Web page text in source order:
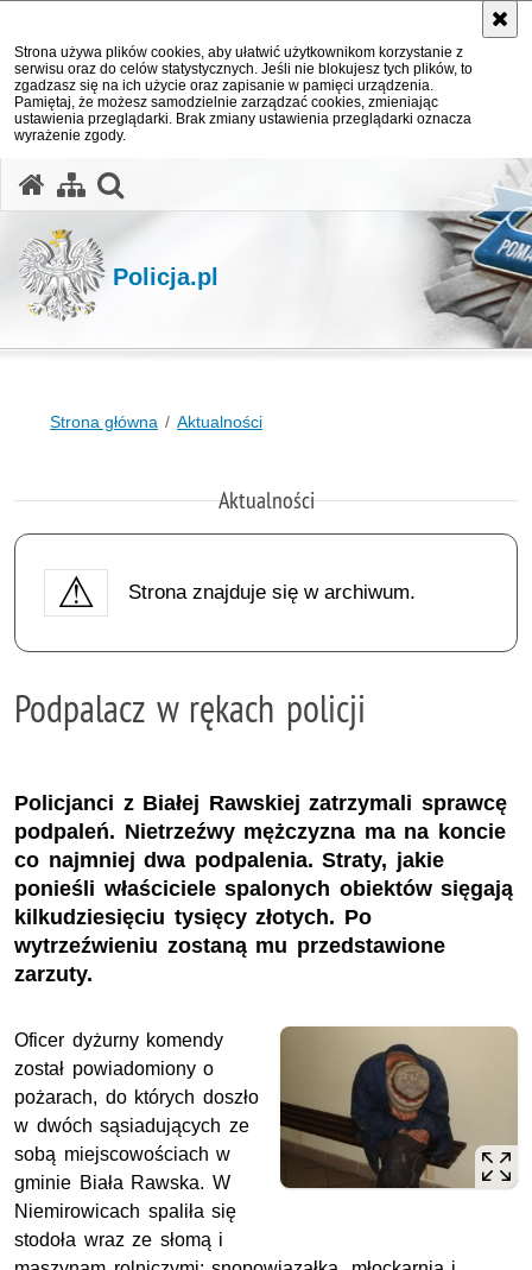
Strona używa plików cookies, aby ułatwić użytkownikom korzystanie z
serwisu oraz do celów statystycznych. Jeśli nie blokujesz tych plików, to
zgadzasz się na ich użycie oraz zapisanie w pamięci urządzenia.
Pamiętaj, że możesz samodzielnie zarządzać cookies, zmieniając
ustawienia przeglądarki. Brak zmiany ustawienia przeglądarki oznacza
wyrażenie zgody.
Policja.pl
Strona główna Aktualności
Aktualności
Strona znajduje się w archiwum.
Podpalacz w rękach policji
Policjanci z Białej Rawskiej zatrzymali sprawcę
podpaleń. Nietrzeźwy mężczyzna ma na koncie
co najmniej dwa podpalenia. Straty, jakie
ponieśli właściciele spalonych obiektów sięgają
kilkudziesięciu tysięcy złotych. Po
wytrzeźwieniu zostaną mu przedstawione
zarzuty.
Oficer dyżurny komendy
został powiadomiony o
pożarach, do których doszło
w dwóch sąsiadujących ze
sobą miejscowościach w
gminie Biała Rawska. W
Niemirowicach spaliła się
stodoła wraz ze słomą i